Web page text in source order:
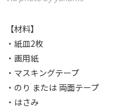
【材料】
・紙皿2枚
・画用紙
・マスキングテープ
・のり または 両面テープ
・はさみ